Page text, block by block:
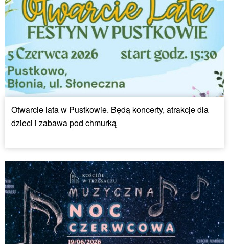
Otwarcie lata w Pustkowie. Będą koncerty, atrakcje dla
dzieci i zabawa pod chmurką